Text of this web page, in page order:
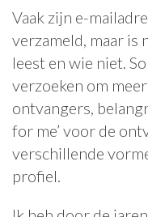
Vaak zijn e-
verzameld, maar is
leest en wie niet.
verzoeken om
ontvangers,
for me’ voor de
verschillende
profiel.